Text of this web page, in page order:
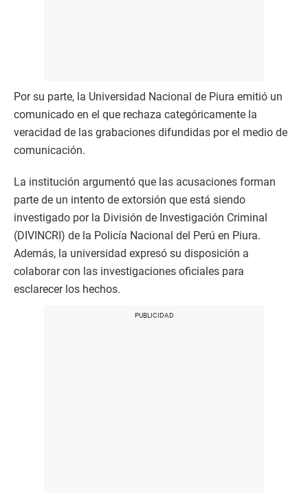
Por su parte, la Universidad Nacional de Piura emitió un
comunicado en el que rechaza categóricamente la
veracidad de las grabaciones difundidas por el medio de
comunicación.
La institución argumentó que las acusaciones forman
parte de un intento de extorsión que está siendo
investigado por la División de Investigación Criminal
(DIVINCRI) de la Policía Nacional del Perú en Piura.
Además, la universidad expresó su disposición a
colaborar con las investigaciones oficiales para
esclarecer los hechos.